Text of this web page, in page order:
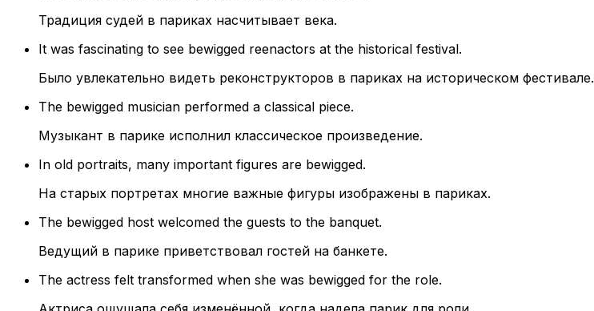
Традиция судей в париках насчитывает века.
It was fascinating to see bewigged reenactors at the historical festival.
Было увлекательно видеть реконструкторов в париках на историческом фестивале.
The bewigged musician performed a classical piece.
Музыкант в парике исполнил классическое произведение.
In old portraits, many important figures are bewigged.
На старых портретах многие важные фигуры изображены в париках.
The bewigged host welcomed the guests to the banquet.
Ведущий в парике приветствовал гостей на банкете.
The actress felt transformed when she was bewigged for the role.